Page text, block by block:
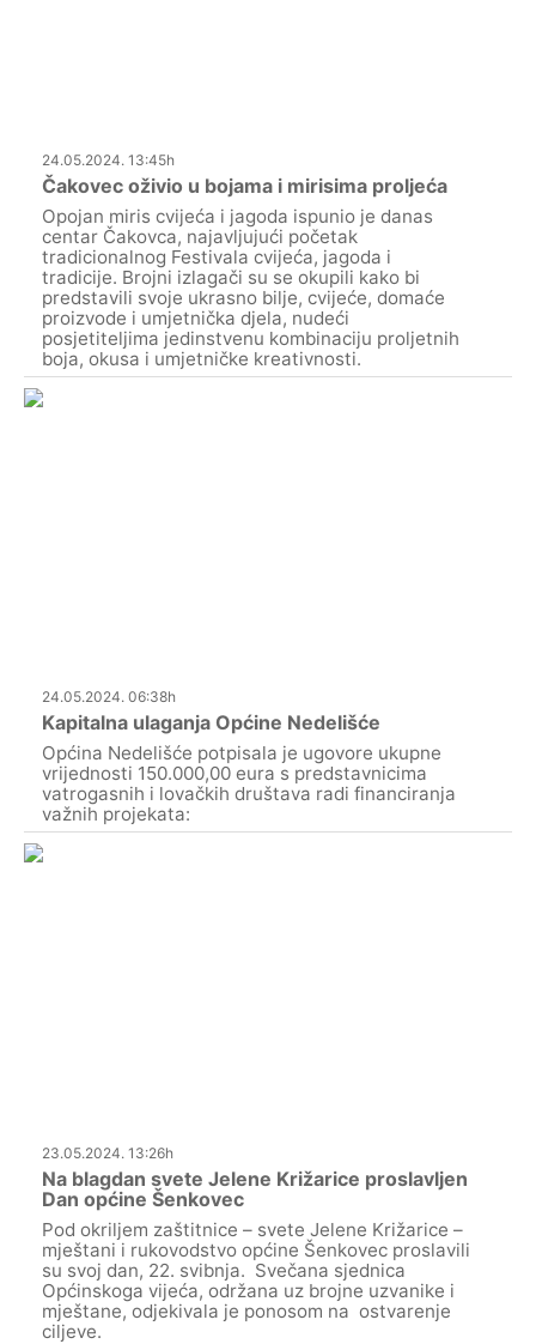
24.05.2024. 13:45h
Čakovec oživio u bojama i mirisima proljeća
Opojan miris cvijeća i jagoda ispunio je danas
centar Čakovca, najavljujući početak
tradicionalnog Festivala cvijeća, jagoda i
tradicije. Brojni izlagači su se okupili kako bi
predstavili svoje ukrasno bilje, cvijeće, domaće
proizvode i umjetnička djela, nudeći
posjetiteljima jedinstvenu kombinaciju proljetnih
boja, okusa i umjetničke kreativnosti.
24.05.2024. 06:38h
Kapitalna ulaganja Općine Nedelišće
Općina Nedelišće potpisala je ugovore ukupne
vrijednosti 150.000,00 eura s predstavnicima
vatrogasnih i lovačkih društava radi financiranja
važnih projekata:
23.05.2024. 13:26h
Na blagdan svete Jelene Križarice proslavljen
Dan općine Šenkovec
Pod okriljem zaštitnice – svete Jelene Križarice –
mještani i rukovodstvo općine Šenkovec proslavili
su svoj dan, 22. svibnja. Svečana sjednica
Općinskoga vijeća, održana uz brojne uzvanike i
mještane, odjekivala je ponosom na ostvarenje
ciljeve.